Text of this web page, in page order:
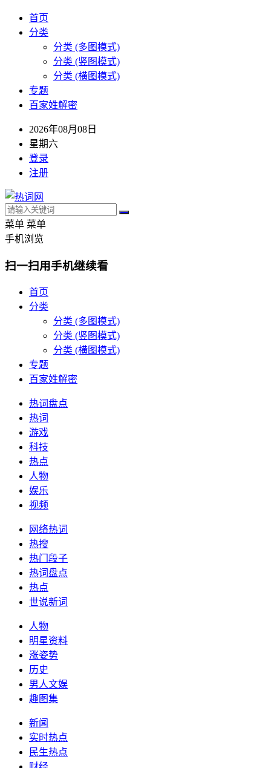
首页
分类
分类 (多图模式)
分类 (竖图模式)
分类 (横图模式)
专题
百家姓解密
2026年08月08日
星期六
登录
注册
菜单 菜单
手机浏览
扫一扫用手机继续看
首页
分类
分类 (多图模式)
分类 (竖图模式)
分类 (横图模式)
专题
百家姓解密
热词盘点
热词
游戏
科技
热点
人物
娱乐
视频
网络热词
热搜
热门段子
热词盘点
热点
世说新词
人物
明星资料
涨姿势
历史
男人文娱
趣图集
新闻
实时热点
民生热点